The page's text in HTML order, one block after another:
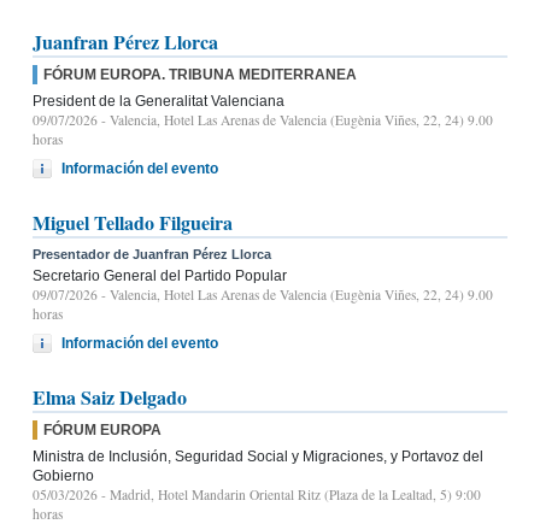
Juanfran Pérez Llorca
FÓRUM EUROPA. TRIBUNA MEDITERRANEA
President de la Generalitat Valenciana
09/07/2026 - Valencia, Hotel Las Arenas de Valencia (Eugènia Viñes, 22, 24) 9.00
horas
Información del evento
Miguel Tellado Filgueira
Presentador de Juanfran Pérez Llorca
Secretario General del Partido Popular
09/07/2026 - Valencia, Hotel Las Arenas de Valencia (Eugènia Viñes, 22, 24) 9.00
horas
Información del evento
Elma Saiz Delgado
FÓRUM EUROPA
Ministra de Inclusión, Seguridad Social y Migraciones, y Portavoz del
Gobierno
05/03/2026 - Madrid, Hotel Mandarin Oriental Ritz (Plaza de la Lealtad, 5) 9:00
horas